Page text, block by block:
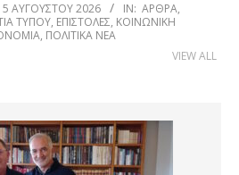
5 ΑΥΓΟΎΣΤΟΥ 2026 IN: ΆΡΘΡΑ,
ΤΎΠΟΥ, ΕΠΙΣΤΟΛΈΣ, ΚΟΙΝΩΝΙΚΉ
, ΠΟΛΙΤΙΚΆ ΝΈΑ
VIEW ALL